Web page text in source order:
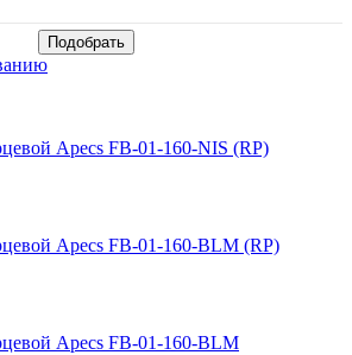
Apecs FB-01-160-NIS (RP)
Apecs FB-01-160-BLM (RP)
Apecs FB-01-160-BLM